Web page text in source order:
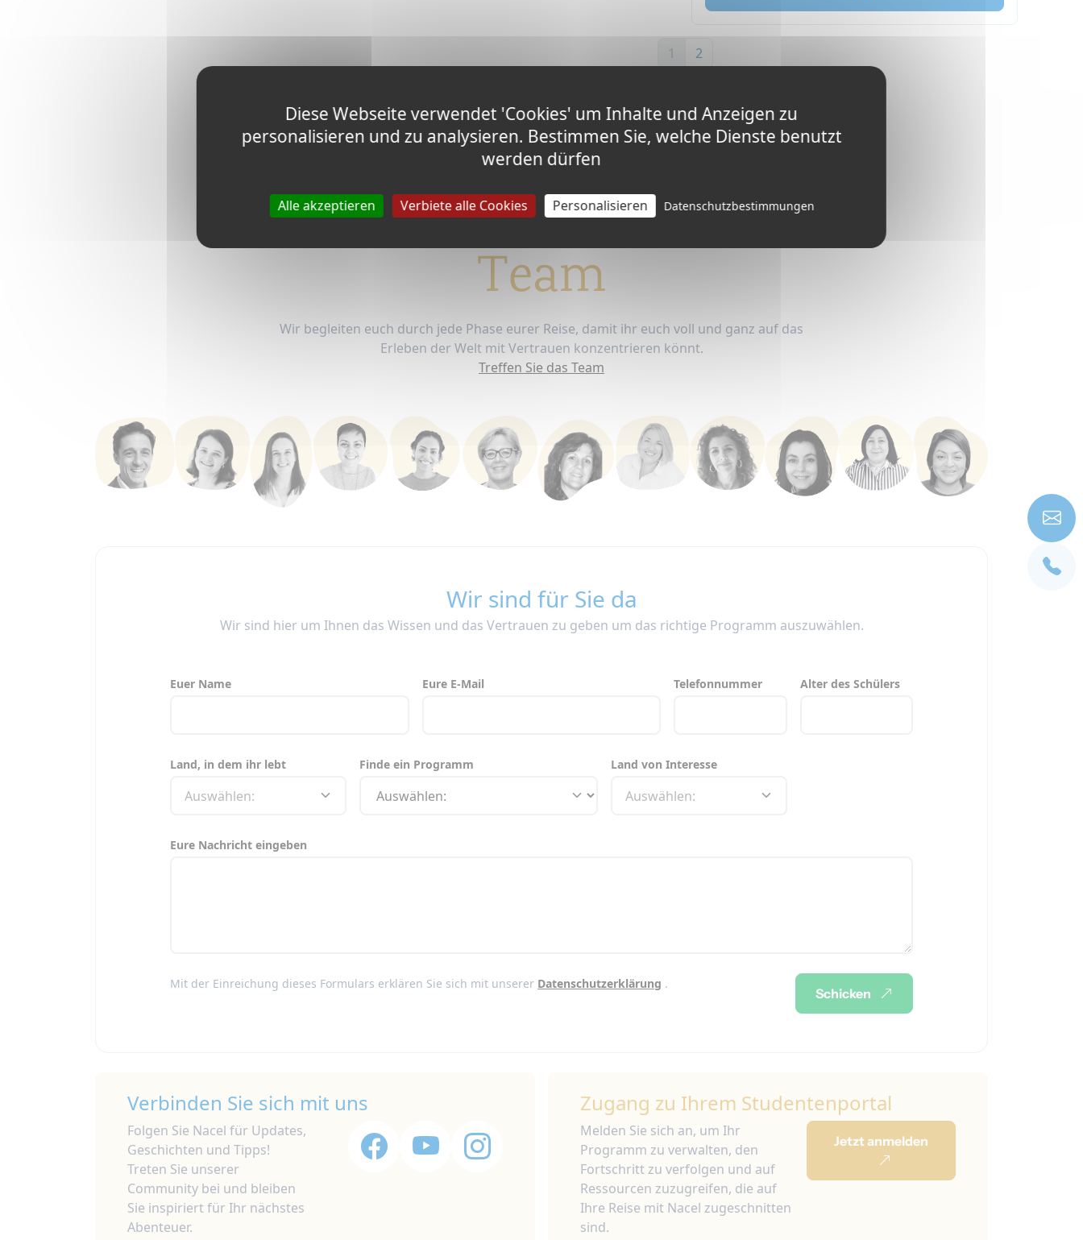
1 2
Wir sind das Nacel
Educational Travel
Team
Wir begleiten euch durch jede Phase eurer Reise, damit ihr euch voll und ganz auf das
Erleben der Welt mit Vertrauen konzentrieren könnt.
Treffen Sie das Team
Wir sind für Sie da
Wir sind hier um Ihnen das Wissen und das Vertrauen zu geben um das richtige Programm auszuwählen.
Euer Name Eure E-Mail Telefonnummer Alter des Schülers
Land, in dem ihr lebt Finde ein Programm Land von Interesse
Eure Nachricht eingeben
Mit der Einreichung dieses Formulars erklären Sie sich mit unserer Datenschutzerklärung .
Schicken
Verbinden Sie sich mit uns
Folgen Sie Nacel für Updates,
Geschichten und Tipps!
Treten Sie unserer
Community bei und bleiben
Sie inspiriert für Ihr nächstes
Abenteuer.
Zugang zu Ihrem Studentenportal
Melden Sie sich an, um Ihr
Programm zu verwalten, den
Fortschritt zu verfolgen und auf
Ressourcen zuzugreifen, die auf
Ihre Reise mit Nacel zugeschnitten
sind.
Jetzt anmelden
Diese Webseite verwendet 'Cookies' um Inhalte und Anzeigen zu
personalisieren und zu analysieren. Bestimmen Sie, welche Dienste benutzt
werden dürfen
Alle akzeptieren Verbiete alle Cookies Personalisieren Datenschutzbestimmungen